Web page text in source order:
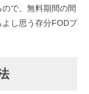
で、無料期間の間
し思う存分FODプ